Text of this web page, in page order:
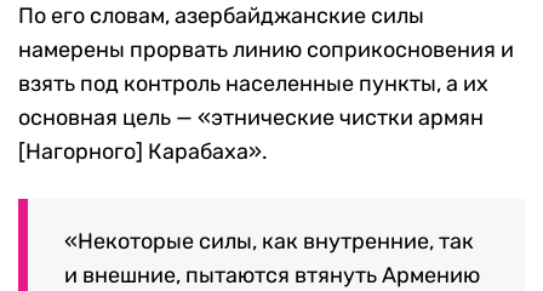
По его словам, азербайджанские силы
намерены прорвать линию соприкосновения и
взять под контроль населенные пункты, а их
основная цель — «этнические чистки армян
[Нагорного] Карабаха».
«Некоторые силы, как внутренние, так
и внешние, пытаются втянуть Армению